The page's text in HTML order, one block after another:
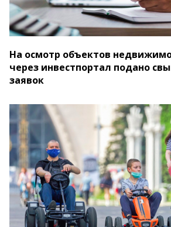
На осмотр объектов
через инвестпортал подано
заявок